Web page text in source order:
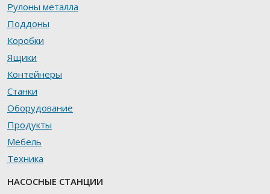
Рулоны металла
Поддоны
Коробки
Ящики
Контейнеры
Станки
Оборудование
Продукты
Мебель
Техника
НАСОСНЫЕ СТАНЦИИ